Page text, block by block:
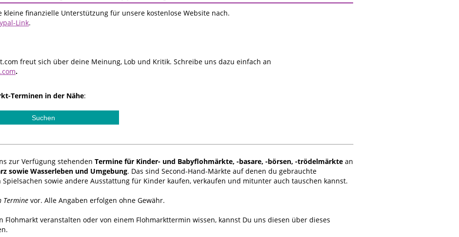
kleine finanzielle Unterstützung für unsere kostenlose Website nach.
Link.
freut sich über deine Meinung, Lob und Kritik. Schreibe uns dazu einfach an
.
Terminen in der Nähe:
zur Verfügung stehenden Termine für Kinder- und Babyflohmärkte, -basare, -börsen, -trödelmärkte an
sowie Wasserleben und Umgebung. Das sind Second-Hand-Märkte auf denen du gebrauchte
sowie andere Ausstattung für Kinder kaufen, verkaufen und mitunter auch tauschen kannst.
Termine vor. Alle Angaben erfolgen ohne Gewähr.
Flohmarkt veranstalten oder von einem Flohmarkttermin wissen, kannst Du uns diesen über dieses